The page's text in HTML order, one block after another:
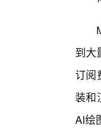
到大
订阅
装和
AI绘